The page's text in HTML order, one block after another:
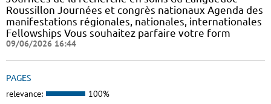
Roussillon Journées et congrès nationaux Agenda des
manifestations régionales, nationales, internationales
Fellowships Vous souhaitez parfaire votre form
09/06/2026 16:44
PAGES
relevance: 100%